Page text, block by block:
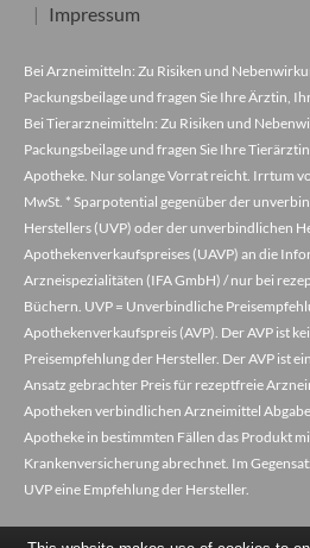
Impressum
Bei Arzneimitteln: Zu Risiken und
Packungsbeilage und fragen Sie Ihre Ärztin,
Bei Tierarzneimitteln: Zu Risiken und
Packungsbeilage und fragen Sie Ihre
Apotheke. Nur solange Vorrat reicht. Irrtum
MwSt. * Sparpotential gegenüber der
Herstellers (UVP) oder der unverbindlichen
Apothekenverkaufspreises (UAVP) an die
Arzneispezialitäten (IFA GmbH) / nur bei
Büchern. UVP = Unverbindliche
Apothekenverkaufspreis (AVP). Der AVP ist
Preisempfehlung der Hersteller. Der AVP ist
Ansatz gebrachter Preis für rezeptfreie
Apotheken verbindlichen Arzneimittel
Apotheke in bestimmten Fällen das Produkt
Krankenversicherung abrechnet. Im
UVP eine Empfehlung der Hersteller.